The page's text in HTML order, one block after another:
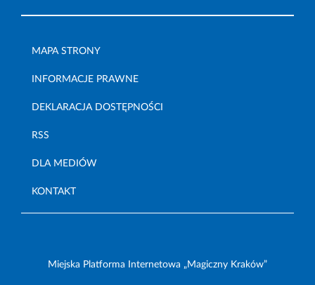
MAPA STRONY
INFORMACJE PRAWNE
DEKLARACJA DOSTĘPNOŚCI
RSS
DLA MEDIÓW
KONTAKT
Miejska Platforma Internetowa „Magiczny Kraków”